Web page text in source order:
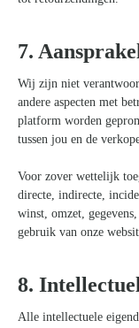
Zoeken
naar:
7.
Wij zijn niet
andere aspecten met
platform worden
tussen jou en de
Voor zover wettelijk
directe, indirecte,
winst, omzet,
gebruik van onze
8.
Alle intellectuele